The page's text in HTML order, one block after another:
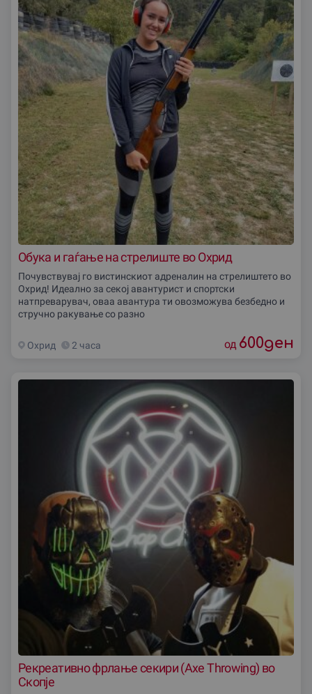
Обука и гаѓање на стрелиште во Охрид
Почувствувај го вистинскиот адреналин на стрелиштето во
Охрид! Идеално за секој авантурист и спортски
натпреварувач, оваа авантура ти овозможува безбедно и
стручно ракување со разно
Охрид 2 часа од 600ден
Рекреативно фрлање секири (Axe Throwing) во
Скопје